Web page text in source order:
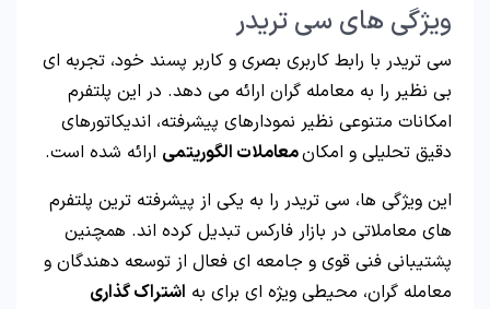
ویژگی های سی تریدر
سی تریدر با رابط کاربری بصری و کاربر پسند خود، تجربه ای
بی نظیر را به معامله گران ارائه می دهد. در این پلتفرم
امکانات متنوعی نظیر نمودارهای پیشرفته، اندیکاتورهای
دقیق تحلیلی و امکانمعاملات الگوریتمی ارائه شده است.
این ویژگی ها، سی تریدر را به یکی از پیشرفته ترین پلتفرم
های معاملاتی در بازار فارکس تبدیل کرده اند. همچنین
پشتیبانی فنی قوی و جامعه ای فعال از توسعه دهندگان و
معامله گران، محیطی ویژه ای برای به اشتراک گذاری